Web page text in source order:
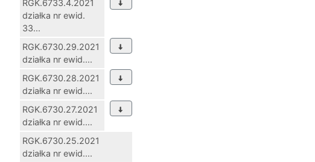
RGK.6733.4.2021
działka nr ewid.
33...
RGK.6730.29.2021
działka nr ewid....
RGK.6730.28.2021
działka nr ewid....
RGK.6730.27.2021
działka nr ewid....
RGK.6730.25.2021
działka nr ewid....